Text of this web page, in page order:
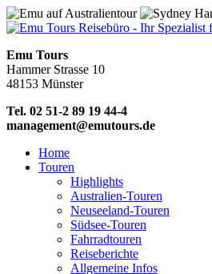
Emu Tours
Hammer Strasse 10
48153 Münster
Tel. 02 51-2 89 19 44-4
management@emutours.de
Home
Touren
Highlights
Australien-Touren
Neuseeland-Touren
Südsee-Touren
Fahrradtouren
Reiseberichte
Allgemeine Infos